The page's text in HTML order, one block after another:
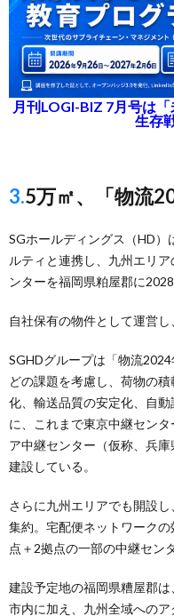
月刊LOGI-BIZ 7月号は
生存
3.5万㎡、「物流
SGホールディングス（HD
ルティと連携し、九州エリ
ンターを福岡県粕屋郡に
自社保有の物件として運営
SGHDグループは「物流
どの課題を考慮し、荷物の
化、輸送品質の安定化、自
に、これまで東京中継セン
ア中継センター（仮称、兵
建設している。
さらに九州エリアでも開設
集約。宅配便ネットワーク
点＋2拠点の一部の中継セン
建設予定地の福岡県糟屋郡
市内に加え、九州全域への